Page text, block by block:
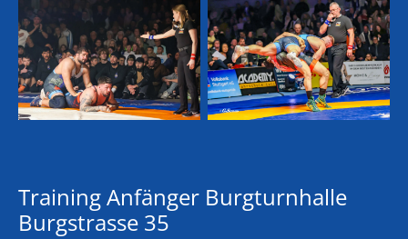
Training Anfänger Burgturnhalle
Burgstrasse 35